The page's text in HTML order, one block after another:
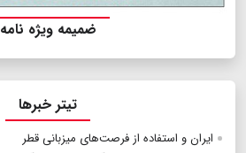
ضمیمه ویژه نامه
تیتر خبرها
ایران و استفاده از فرصت‌های میزبانی قطر